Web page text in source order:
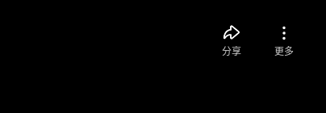
分享 更多